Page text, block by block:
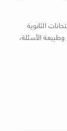
الثانوية
الأسئلة،